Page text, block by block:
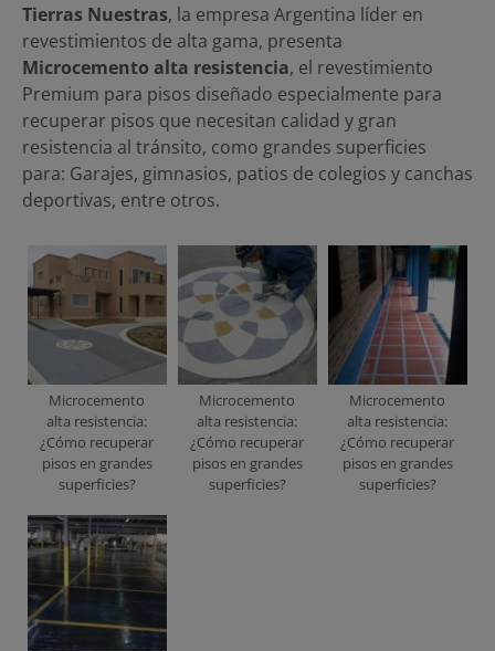
Tierras Nuestras, la empresa Argentina líder en
revestimientos de alta gama, presenta
Microcemento alta resistencia, el revestimiento
Premium para pisos diseñado especialmente para
recuperar pisos que necesitan calidad y gran
resistencia al tránsito, como grandes superficies
para: Garajes, gimnasios, patios de colegios y canchas
deportivas, entre otros.
Microcemento
alta resistencia:
¿Cómo recuperar
pisos en grandes
superficies?
Microcemento
alta resistencia:
¿Cómo recuperar
pisos en grandes
superficies?
Microcemento
alta resistencia:
¿Cómo recuperar
pisos en grandes
superficies?